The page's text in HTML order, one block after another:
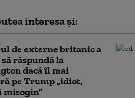
interesa și:
de externe britanic a
răspundă la
dacă îl mai
pe Trump „idiot,
misogin”